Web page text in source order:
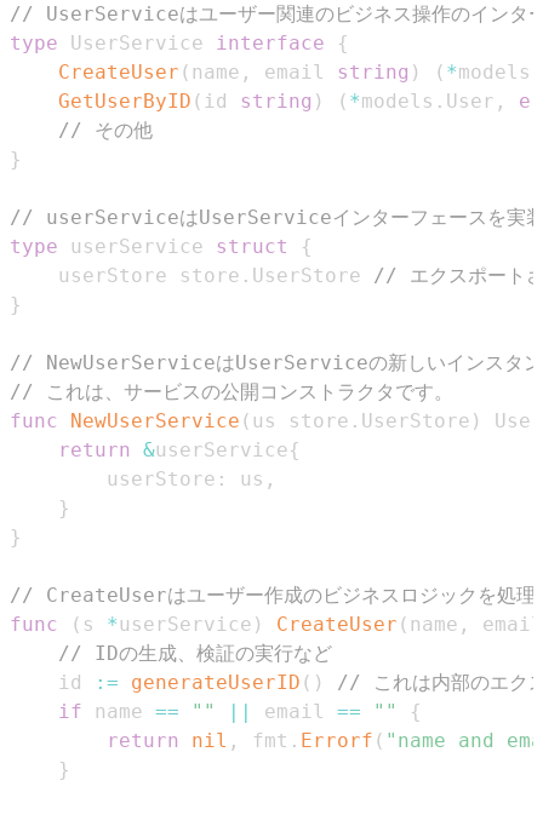
// UserServiceはユーザー関連のビジネス操作のインター
type UserService interface
{
CreateUser ( name , email string ) ( *models
GetUserByID ( id string ) ( *models . User ,
// その他
}
// userServiceはUserServiceインターフェースを実装
type userService struct
{
	userStore store
. UserStore // エクスポートさ
}
// NewUserServiceはUserServiceの新しいインスタン
// これは、サービスの公開コンストラクタです。
func
NewUserService ( us store . UserStore )
return
&userService{
		userStore
: us ,
}
}
// CreateUserはユーザー作成のビジネスロジックを処理
func
( s *userService ) CreateUser ( name ,
// IDの生成、検証の実行など
	id
:= generateUserID ( )
// これは内部のエク
if name == "" || email == ""
{
return
nil , fmt . Errorf ( "name and
}